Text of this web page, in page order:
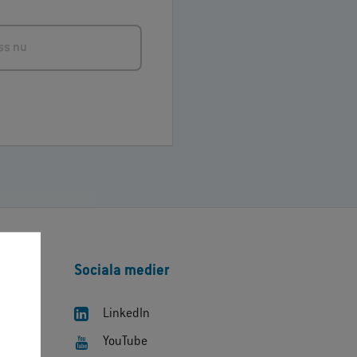
nu
Sociala medier
LinkedIn
YouTube